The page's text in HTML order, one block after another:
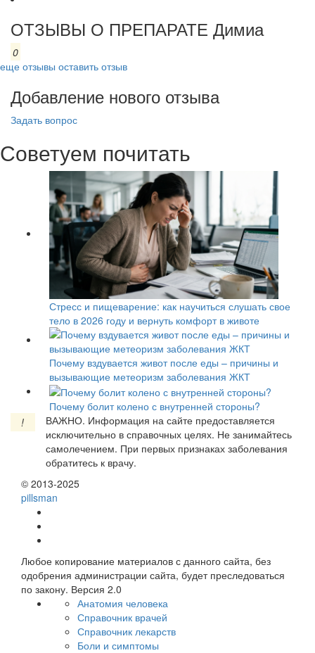
ОТЗЫВЫ О ПРЕПАРАТЕ Димиа
0
еще отзывы оставить отзыв
Добавление нового отзыва
Задать вопрос
Советуем почитать
Стресс и пищеварение: как научиться слушать свое
тело в 2026 году и вернуть комфорт в животе
Почему вздувается живот после еды – причины и
вызывающие метеоризм заболевания ЖКТ
Почему болит колено с внутренней стороны?
!
ВАЖНО. Информация на сайте предоставляется
исключительно в справочных целях. Не занимайтесь
самолечением. При первых признаках заболевания
обратитесь к врачу.
© 2013-2025
pillsman
Любое копирование материалов с данного сайта, без
одобрения администрации сайта, будет преследоваться
по закону. Версия 2.0
Анатомия человека
Справочник врачей
Справочник лекарств
Боли и симптомы